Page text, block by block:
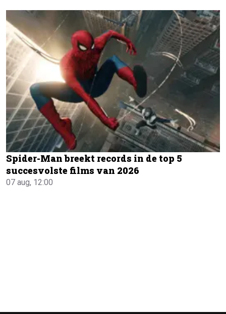
Spider-Man breekt records in de top 5
succesvolste films van 2026
07 aug, 12:00